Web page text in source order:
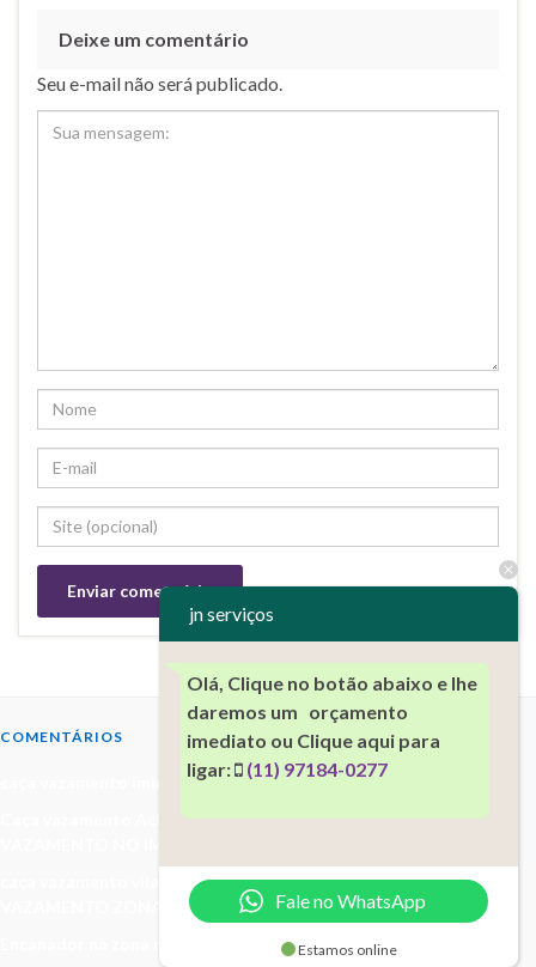
Deixe um comentário
Seu e-mail não será publicado.
COMENTÁRIOS
emCAÇA VAZAMENTO NO IMIRIM
caça vazamento vila baruel(11)97184-0277 -emCAÇA
VAZAMENTO ZONA NORTE(11)97184-0277
Encanador vila nova cachoeirinha
jn serviços
Olá, Clique no botão abaixo e lhe
daremos um orçamento
imediato ou Clique aqui para
ligar:
(11) 97184-0277
Fale no WhatsApp
Estamos online